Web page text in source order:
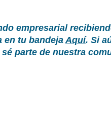
empresarial
en tu bandejaAquí. Si
sé parte de nuestra